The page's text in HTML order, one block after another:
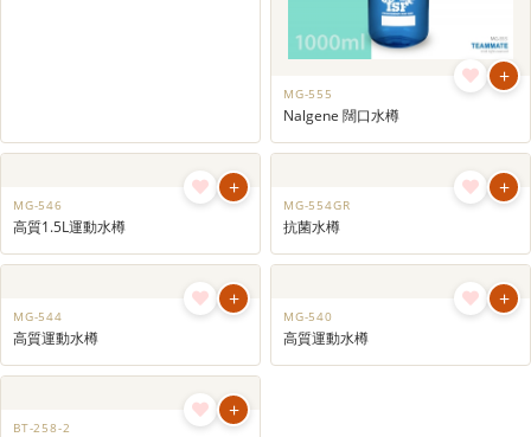
+
MG-555
Nalgene 闊口水樽
+
MG-546
高質1.5L運動水樽
+
MG-554GR
抗菌水樽
+
MG-544
高質運動水樽
+
MG-540
高質運動水樽
+
BT-258-2